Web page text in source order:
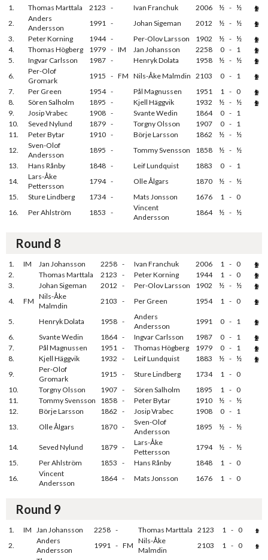
1. Thomas Marttala 2123 - Ivan Franchuk 2006 ½ - ½
2.
Anders
Andersson
1991 - Johan Sigeman 2012 ½ - ½
3.
Peter Korning 1944 - Per-Olov Larsson 1902 ½ - ½
4.
Thomas Högberg 1979 - IM Jan Johansson 2258 0 - 1
5.
Ingvar Carlsson 1987 - Henryk Dolata 1958 ½ - ½
6.
Per-Olof
Gromark
1915 - FM Nils-Åke Malmdin 2103 0 - 1
7.
Per Green 1954 - Pål Magnussen 1951 1 - 0
8.
Sören Salholm 1895 - Kjell Häggvik 1932 ½ - ½
9.
Josip Vrabec 1908 - Svante Wedin 1864 0 - 1
10.
Seved Nylund 1879 - Torgny Olsson 1907 0 - 1
11.
Peter Bytar 1910 - Börje Larsson 1862 ½ - ½
12.
Sven-Olof
Andersson
1895 - Tommy Svensson 1858 ½ - ½
13.
Hans Rånby 1848 - Leif Lundquist 1883 0 - 1
14.
Lars-Åke
Pettersson
1794 - Olle Ålgars 1870 ½ - ½
15.
Sture Lindberg 1734 - Mats Jonsson 1676 1 - 0
16.
Per Ahlström 1853 -
Vincent
Andersson
1864 ½ - ½
Round 8
1. IM Jan Johansson 2258 - Ivan Franchuk 2006 1 - 0
2.
Thomas Marttala 2123 - Peter Korning 1944 1 - 0
3.
Johan Sigeman 2012 - Per-Olov Larsson 1902 ½ - ½
4.
FM
Nils-Åke
Malmdin
2103 - Per Green 1954 1 - 0
5. Henryk Dolata 1958 -
Anders
Andersson
1991 0 - 1
6.
Svante Wedin 1864 - Ingvar Carlsson 1987 0 - 1
7.
Pål Magnussen 1951 - Thomas Högberg 1979 0 - 1
8.
Kjell Häggvik 1932 - Leif Lundquist 1883 ½ - ½
9.
Per-Olof
Gromark
1915 - Sture Lindberg 1734 1 - 0
10.
Torgny Olsson 1907 - Sören Salholm 1895 1 - 0
11.
Tommy Svensson 1858 - Peter Bytar 1910 ½ - ½
12.
Börje Larsson 1862 - Josip Vrabec 1908 0 - 1
13.
Olle Ålgars 1870 -
Sven-Olof
Andersson
1895 ½ - ½
14. Seved Nylund 1879 -
Lars-Åke
Pettersson
1794 ½ - ½
15.
Per Ahlström 1853 - Hans Rånby 1848 1 - 0
16.
Vincent
Andersson
1864 - Mats Jonsson 1676 1 - 0
Round 9
1. IM Jan Johansson 2258 - Thomas Marttala 2123 1 - 0
2.
Anders
Andersson
1991 - FM
Nils-Åke
Malmdin
2103 1 - 0